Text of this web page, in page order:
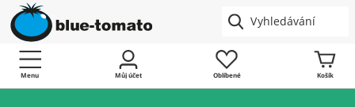
Menu Můj účet Oblíbené Košík